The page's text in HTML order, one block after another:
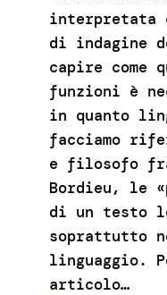
interpretata
di indagine
capire come
funzioni è
in quanto
facciamo
e filosofo
Bordieu, le
di un testo
soprattutto
linguaggio.
articolo…